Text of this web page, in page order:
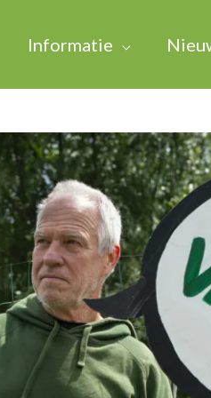
Informatie